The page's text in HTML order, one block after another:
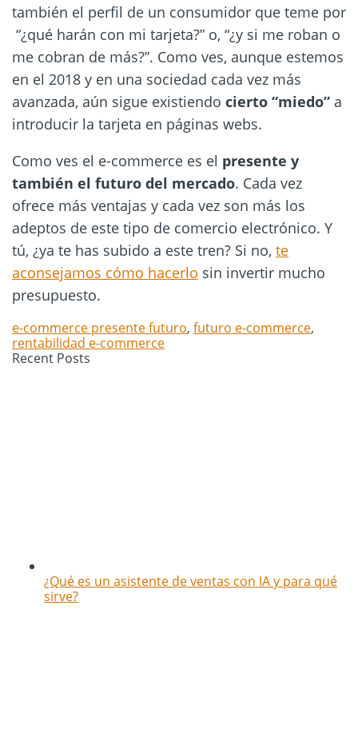
también el perfil de un consumidor que teme por
“¿qué harán con mi tarjeta?” o, “¿y si me roban o
me cobran de más?”. Como ves, aunque estemos
en el 2018 y en una sociedad cada vez más
avanzada, aún sigue existiendo cierto “miedo” a
introducir la tarjeta en páginas webs.
Como ves el e-commerce es el presente y
también el futuro del mercado. Cada vez
ofrece más ventajas y cada vez son más los
adeptos de este tipo de comercio electrónico. Y
tú, ¿ya te has subido a este tren? Si no, te
aconsejamos cómo hacerlo sin invertir mucho
presupuesto.
e-commerce presente futuro, futuro e-commerce,
rentabilidad e-commerce
Recent Posts
¿Qué es un asistente de ventas con IA y para qué
sirve?